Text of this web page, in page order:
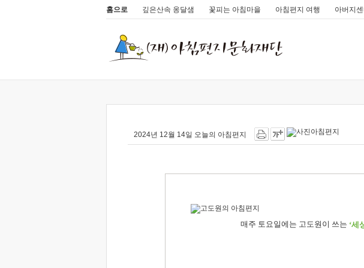
홈으로 깊은산속 옹달샘 꽃피는 아침마을 아침편지 여행 아버지센
2024년 12월 14일 오늘의 아침편지
매주 토요일에는 고도원이 쓰는 ‘세